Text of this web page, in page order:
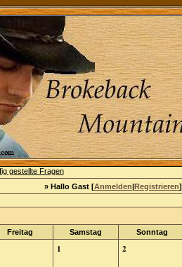
» Hallo Gast [Anmelden|Registrieren]
Freitag Samstag Sonntag
1 2